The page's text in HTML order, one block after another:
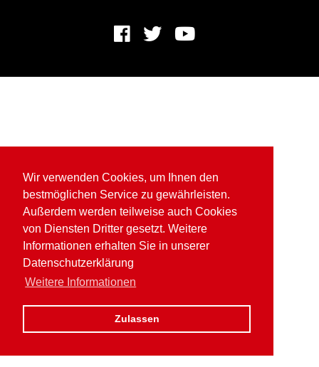
Wir verwenden Cookies, um Ihnen den
bestmöglichen Service zu gewährleisten.
Außerdem werden teilweise auch Cookies
von Diensten Dritter gesetzt. Weitere
Informationen erhalten Sie in unserer
Datenschutzerklärung
Weitere Informationen
Zulassen